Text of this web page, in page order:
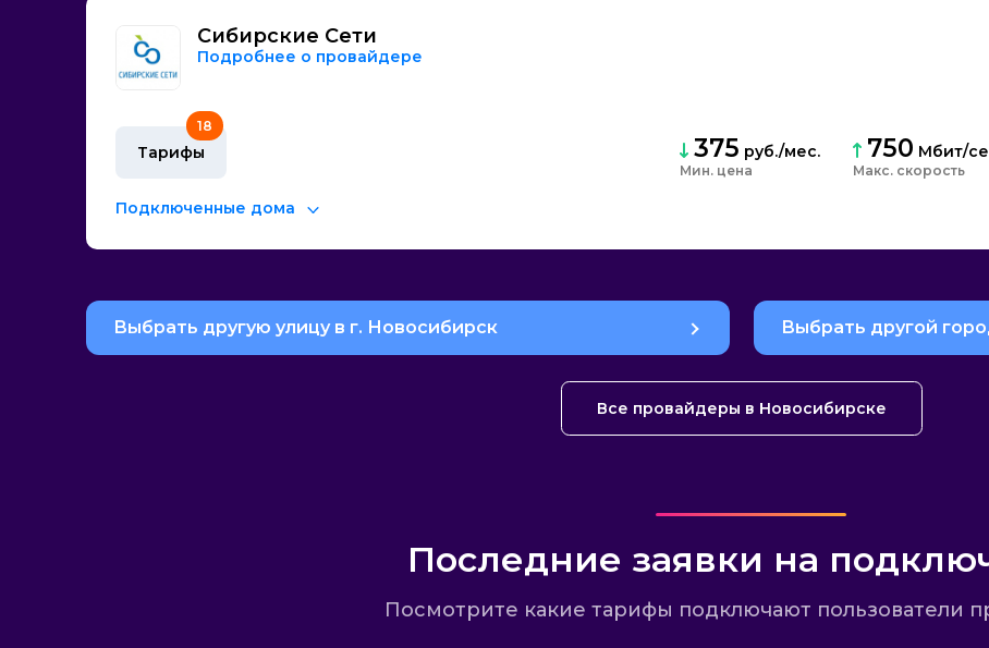
Сибирские Сети
Подробнее о провайдере
Тарифы
18
375 руб./мес.
Мин. цена
750 Мбит/
Макс. скорость
Подключенные дома
Выбрать другую улицу в г. Новосибирск Выбрать другой
Все провайдеры в Новосибирске
Последние заявки на
Посмотрите какие тарифы подключают пользователи